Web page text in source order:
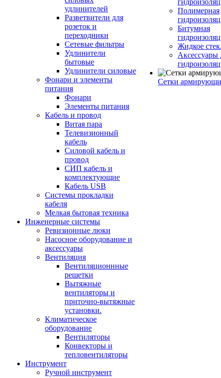
удлинителей
Разветвители для
розеток и
переходники
Сетевые фильтры
Удлинители
бытовые
Удлинители силовые
Фонари и элементы
питания
Фонари
Элементы питания
Кабель и провод
Витая пара
Телевизионный
кабель
Силовой кабель и
провод
СИП кабель и
комплектующие
Кабель USB
Системы прокладки
кабеля
Мелкая бытовая техника
Инженерные системы
Ревизионные люки
Насосное оборудование и
аксессуары
Вентиляция
Вентиляционнные
решетки
Вытяжные
вентиляторы и
приточно-вытяжные
установки.
Климатическое
оборудование
Вентиляторы
Конвекторы и
тепловентиляторы
Инструмент
Ручной инструмент
Полимерная
Битумная
Жидкое
Аксессуары
Сетки